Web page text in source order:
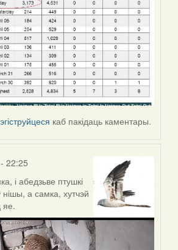
каб пакідаць каментары.
22:25
і абедзьве птушкі
а самка, хутчэй
яе.